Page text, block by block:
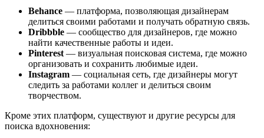
Behance — платформа, позволяющая дизайнерам
делиться своими работами и получать обратную связь.
Dribbble — сообщество для дизайнеров, где можно
найти качественные работы и идеи.
Pinterest — визуальная поисковая система, где можно
организовать и сохранить любимые идеи.
Instagram — социальная сеть, где дизайнеры могут
следить за работами коллег и делиться своим
творчеством.
Кроме этих платформ, существуют и другие ресурсы для
поиска вдохновения: